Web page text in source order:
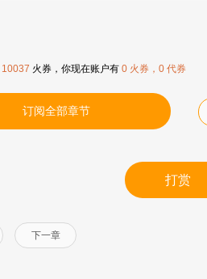
10037 火券，你现在账户有 0 火券，0 代券
订阅全部章节
打赏
下一章